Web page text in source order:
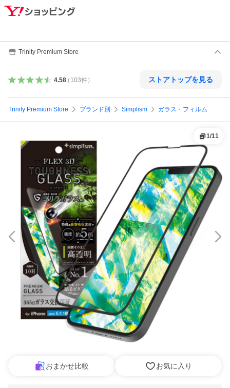
Trinity Premium Store
4.58（ 103件） ストアトップを見る
Trinity Premium Store ブランド別 Simplism ガラス・フィルム
1/11
おまかせ比較 お気に入り